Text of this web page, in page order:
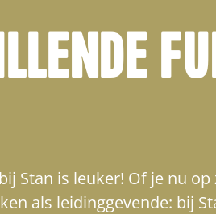
Stan is leuker! Of je nu
als leidinggevende: bij